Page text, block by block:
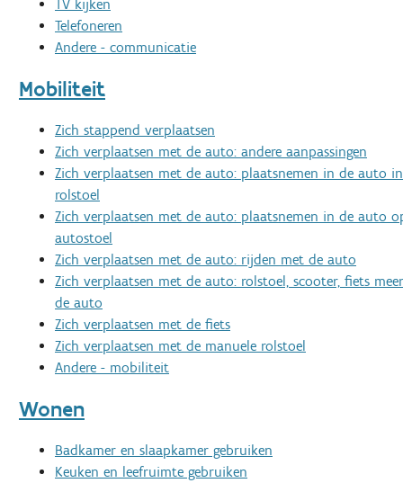
TV kijken
Telefoneren
Andere - communicatie
Mobiliteit
Zich stappend verplaatsen
Zich verplaatsen met de auto: andere aanpassingen
Zich verplaatsen met de auto: plaatsnemen in de auto
rolstoel
Zich verplaatsen met de auto: plaatsnemen in de auto
autostoel
Zich verplaatsen met de auto: rijden met de auto
Zich verplaatsen met de auto: rolstoel, scooter, fiets
de auto
Zich verplaatsen met de fiets
Zich verplaatsen met de manuele rolstoel
Andere - mobiliteit
Wonen
Badkamer en slaapkamer gebruiken
Keuken en leefruimte gebruiken